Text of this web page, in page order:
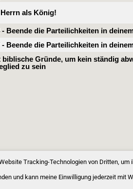
als König!
- Beende die Parteilichkeiten in
- Beende die Parteilichkeiten in
biblische Gründe, um kein ständig
zu sein
Tracking-Technologien von Dritten,
und kann meine Einwilligung jederzeit mit